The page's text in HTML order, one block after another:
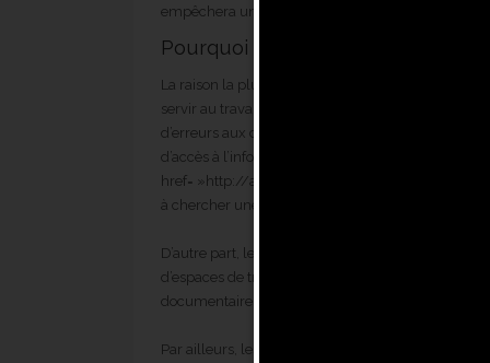
empêchera un suivi efficace des mises à jour.
Pourquoi une GED collaborative ?
La raison la plus évidente est de permettre un
servir au travail quotidien d’une équipe, d’un
d’erreurs aux conséquences plus ou moins
d’accès à l’information peuvent devenir une
href= »http://antinno.net/fr/2017/04/18/cout-
à chercher une information ou un document</a>).
D’autre part, le fonctionnement en « mode projet
d’espaces de travail collaboratifs tout en se
documentaire du projet.
Par ailleurs, les équipes d’innovation et de